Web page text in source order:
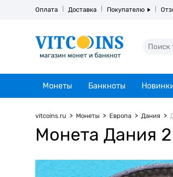
Оплата Доставка Покупателю
Монеты Банкноты
vitcoins.ru Монеты Европа Дания
Монета Дания 2